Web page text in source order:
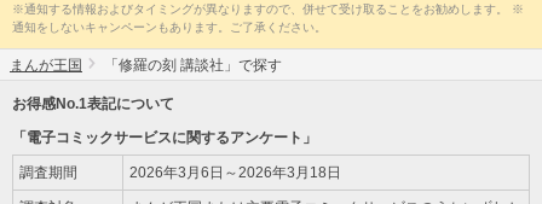
※通知する情報およびタイミングが異なりますので、併せて受け取ることをお勧めします。 ※
通知をしないキャンペーンもあります。ご了承ください。
まんが王国 「修羅の刻 講談社」で探す
お得感No.1表記について
「電子コミックサービスに関するアンケート」
調査期間 2026年3月6日～2026年3月18日